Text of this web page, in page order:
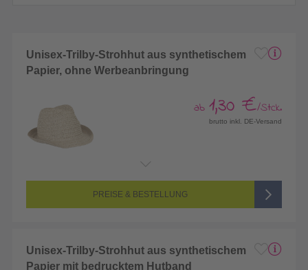
Unisex-Trilby-Strohhut aus synthetischem
Papier, ohne Werbeanbringung
ab 1,30 €/Stck.
brutto inkl. DE-Versand
PREISE & BESTELLUNG
Unisex-Trilby-Strohhut aus synthetischem
Papier mit bedrucktem Hutband